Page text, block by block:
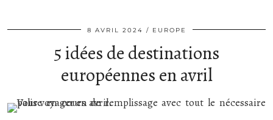
8 AVRIL 2024 EUROPE
5 idées de destinations
européennes en avril